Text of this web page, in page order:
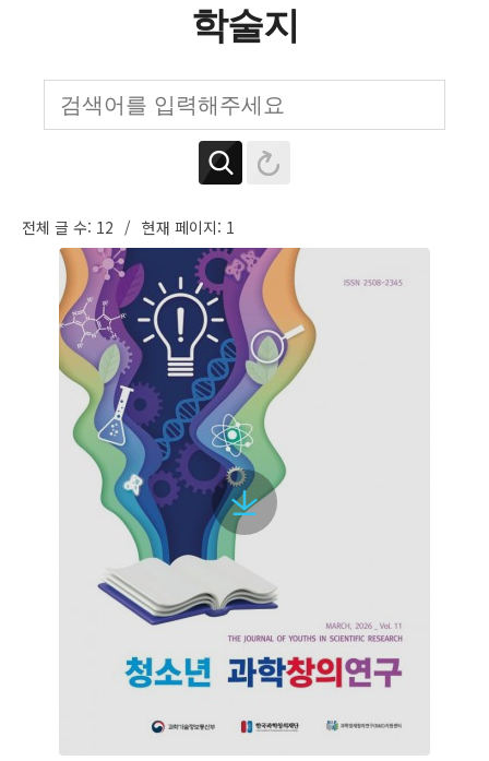
학술지
전체 글 수: 12 현재 페이지: 1